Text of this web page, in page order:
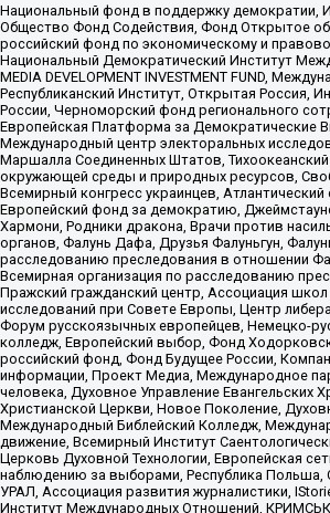
Национальный фонд в поддержку демократии,
Общество Фонд Содействия, Фонд Открытое
российский фонд по экономическому и
Национальный Демократический Институт
MEDIA DEVELOPMENT INVESTMENT FUND,
Республиканский Институт, Открытая Россия,
России, Черноморский фонд регионального
Европейская Платформа за Демократические
Международный центр электоральных
Маршалла Соединенных Штатов,
окружающей среды и природных ресурсов,
Всемирный конгресс украинцев, Атлантический
Европейский фонд за демократию,
Хармони, Родники дракона, Врачи против
органов, Фалунь Дафа, Друзья Фалуньгун,
расследованию преследования в отношении
Всемирная организация по расследованию
Пражский гражданский центр, Ассоциация школ
исследований при Совете Европы, Центр
Форум русскоязычных европейцев, Немецко-
колледж, Европейский выбор, Фонд
российский фонд, Фонд Будущее России,
информации, Проект Медиа, Международное
человека, Духовное Управление Евангельских
Христианской Церкви, Новое Поколение,
Международный Библейский Колледж,
движение, Всемирный Институт
Церковь Духовной Технологии, Европейская
наблюдению за выборами, Республика
УРАЛ, Ассоциация развития журналистики,
Институт Международных Отношений,